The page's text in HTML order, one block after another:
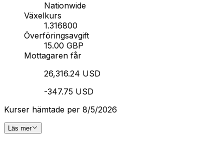
Nationwide
Växelkurs
1.316800
Överföringsavgift
15.00 GBP
Mottagaren får
26,316.24 USD
-347.75 USD
Kurser hämtade per 8/5/2026
Läs mer